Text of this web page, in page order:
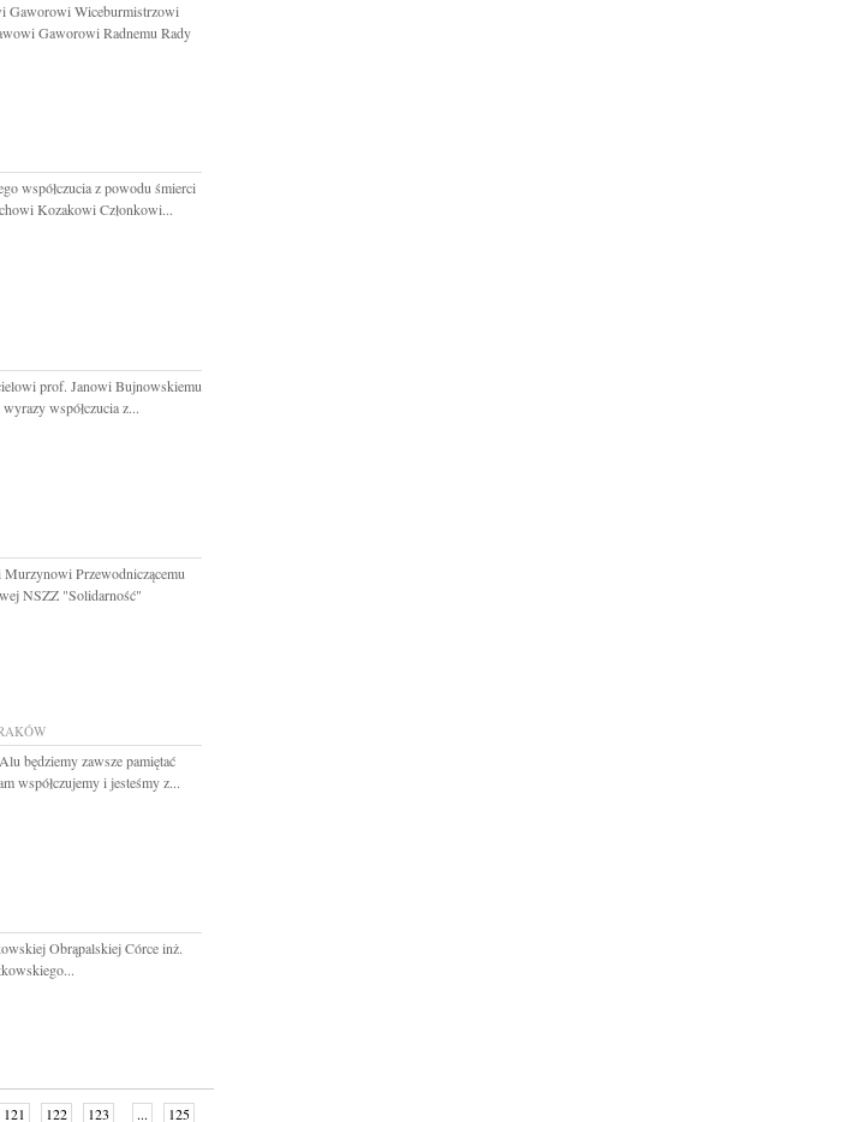
Gaworowi Wiceburmistrzowi
Gaworowi Radnemu Rady
współczucia z powodu śmierci
Kozakowi Członkowi...
prof. Janowi Bujnowskiemu
współczucia z...
Murzynowi Przewodniczącemu
NSZZ "Solidarność"
będziemy zawsze pamiętać
współczujemy i jesteśmy z...
Obrąpalskiej Córce inż.
121 122 123 ... 125